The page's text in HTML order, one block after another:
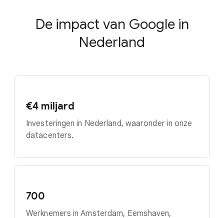
De impact van Google in
Nederland
€4 miljard
Investeringen in Nederland, waaronder in onze
datacenters.
700
Werknemers in Amsterdam, Eemshaven,